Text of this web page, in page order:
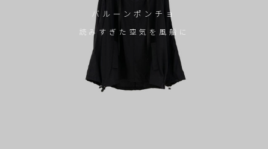
バルーンポンチョ
読みすぎた空気を風船に